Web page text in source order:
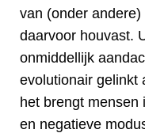
van (onder
daarvoor houvast.
onmiddellijk
evolutionair gelinkt
het brengt mensen
en negatieve